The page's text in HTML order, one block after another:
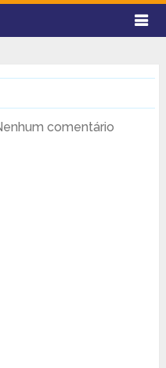
comentário